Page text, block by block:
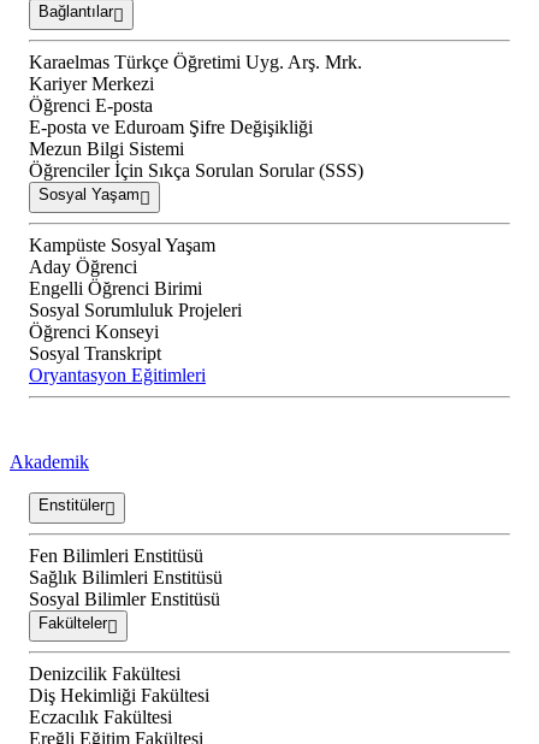
Bağlantılar
Karaelmas Türkçe Öğretimi Uyg. Arş. Mrk.
Kariyer Merkezi
Öğrenci E-posta
E-posta ve Eduroam Şifre Değişikliği
Mezun Bilgi Sistemi
Öğrenciler İçin Sıkça Sorulan Sorular (SSS)
Sosyal Yaşam
Kampüste Sosyal Yaşam
Aday Öğrenci
Engelli Öğrenci Birimi
Sosyal Sorumluluk Projeleri
Öğrenci Konseyi
Sosyal Transkript
Oryantasyon Eğitimleri
Akademik
Enstitüler
Fen Bilimleri Enstitüsü
Sağlık Bilimleri Enstitüsü
Sosyal Bilimler Enstitüsü
Fakülteler
Denizcilik Fakültesi
Diş Hekimliği Fakültesi
Eczacılık Fakültesi
Ereğli Eğitim Fakültesi